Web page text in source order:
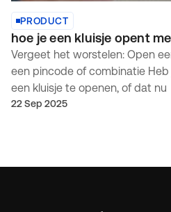
PRODUCT
hoe je een kluisje opent
Vergeet het worstelen: Open
een pincode of combinatie
een kluisje te openen, of dat nu
22 Sep 2025